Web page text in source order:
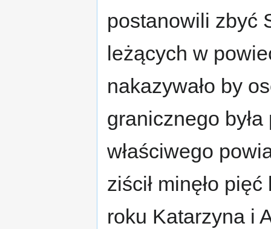
postanowili zbyć
leżących w
nakazywało by
granicznego
właściwego
ziścił minęło
roku Katarzyna i